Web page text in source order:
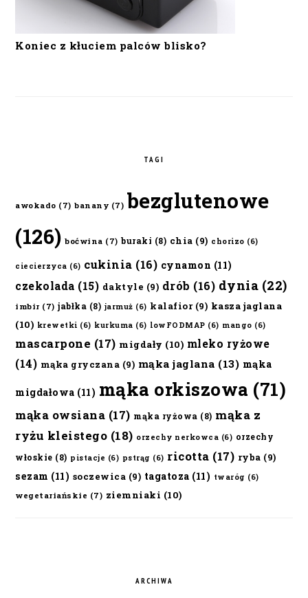
Koniec z kłuciem palców blisko?
TAGI
awokado (7) banany (7) bezglutenowe
(126) boćwina (7) buraki (8) chia (9) chorizo (6)
ciecierzyca (6) cukinia (16) cynamon (11)
czekolada (15) daktyle (9) drób (16) dynia (22)
imbir (7) jabłka (8) jarmuż (6) kalafior(9) kasza jaglana
(10) krewetki (6) kurkuma (6) lowFODMAP (6) mango (6)
mascarpone (17) migdały (10) mleko ryżowe
(14) mąka gryczana (9) mąka jaglana (13) mąka
migdałowa (11) mąka orkiszowa (71)
mąka owsiana (17) mąka ryżowa (8) mąka z
ryżu kleistego (18) orzechy nerkowca (6) orzechy
włoskie (8) pistacje (6) pstrąg (6) ricotta (17) ryba (9)
sezam (11) soczewica (9) tagatoza (11) twaróg (6)
wegetariańskie (7) ziemniaki (10)
ARCHIWA